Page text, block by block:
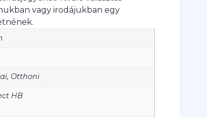
vagy irodájukban egy
Otthoni
HB